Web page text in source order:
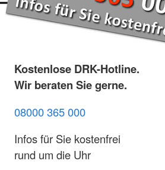
Kostenlose DRK-Hotline.
Wir beraten Sie gerne.
08000 365 000
Infos für Sie kostenfrei
rund um die Uhr